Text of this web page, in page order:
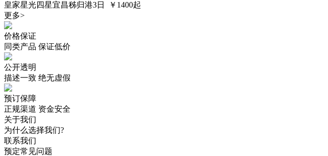
皇家星光四星宜昌秭归港3日
￥1400起
更多>
价格保证
同类产品 保证低价
公开透明
描述一致 绝无虚假
预订保障
正规渠道 资金安全
关于我们
为什么选择我们?
联系我们
预定常见问题